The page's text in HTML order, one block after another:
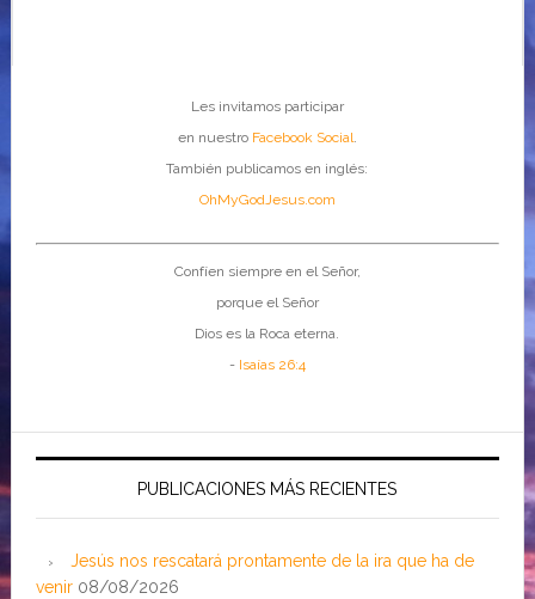
Les invitamos participar
en nuestro Facebook Social.
También publicamos en inglés:
OhMyGodJesus.com
Confíen siempre en el Señor,
porque el Señor
Dios es la Roca eterna.
- Isaías 26:4
PUBLICACIONES MÁS RECIENTES
Jesús nos rescatará prontamente de la ira que ha de
venir 08/08/2026